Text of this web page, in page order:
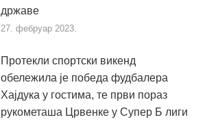
државе
27. фебруар 2023.
Протекли спортски викенд
обележила је победа фудбалера
Хајдука у гостима, те први пораз
рукометаша Црвенке у Супер Б лиги